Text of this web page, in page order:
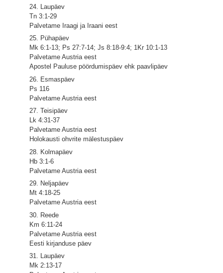
24. Laupäev
Tn 3:1-29
Palvetame Iraagi ja Iraani eest
25. Pühapäev
Mk 6:1-13; Ps 27:7-14; Js 8:18-9:4; 1Kr 10:1-13
Palvetame Austria eest
Apostel Pauluse pöördumispäev ehk paavlipäev
26. Esmaspäev
Ps 116
Palvetame Austria eest
27. Teisipäev
Lk 4:31-37
Palvetame Austria eest
Holokausti ohvrite mälestuspäev
28. Kolmapäev
Hb 3:1-6
Palvetame Austria eest
29. Neljapäev
Mt 4:18-25
Palvetame Austria eest
30. Reede
Km 6:11-24
Palvetame Austria eest
Eesti kirjanduse päev
31. Laupäev
Mk 2:13-17